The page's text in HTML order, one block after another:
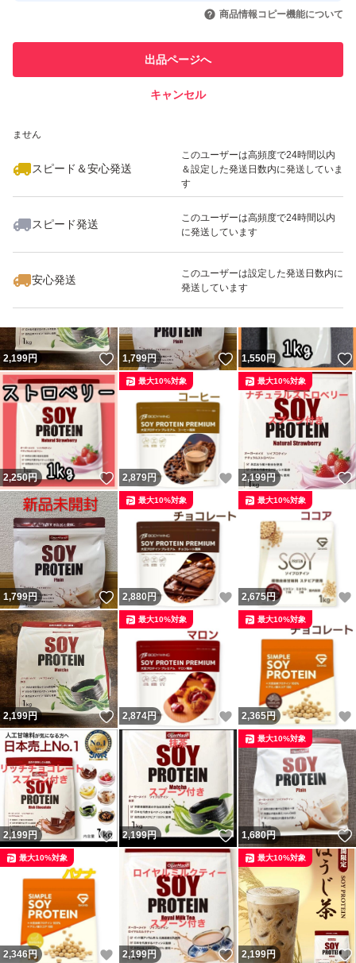
引を完了させた実績があります
での取引実績があります
ません
スピード＆安心発送
このユーザーは高頻度で24時間以内
＆設定した発送日数内に発送していま
す
スピード発送
このユーザーは高頻度で24時間以内
に発送しています
安心発送
このユーザーは設定した発送日数内に
発送しています
商品情報コピー機能について
出品ページへ
キャンセル
いいね！
2,729
2,199円 いいね！
1,799円 いいね！
1,550円
2,250円 いいね！
2,879円 いいね！
最大10%対象
2,199円
最大10%対象
1,799円 いいね！
2,880円 いいね！
最大10%対象
2,675円
最大10%対象
2,199円 いいね！
2,874円 いいね！
最大10%対象
2,365円
最大10%対象
2,199円 いいね！
2,199円 いいね！
1,680円
最大10%対象
2,346円 いいね！
最大10%対象
2,199円 いいね！
2,199円
最大10%対象